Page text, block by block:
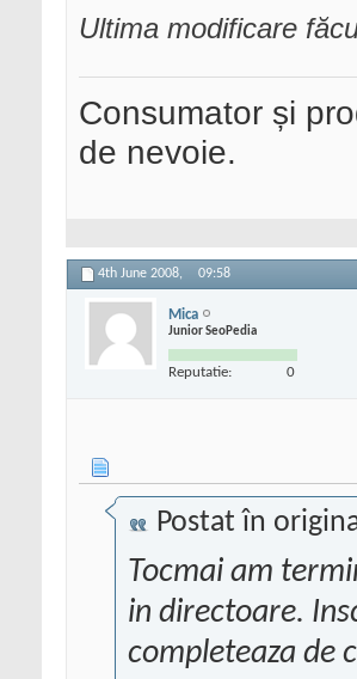
Ultima modificare
Consumator și
de nevoie.
4th June 2008, 09:58
Mica
Junior SeoPedia
Reputatie: 0
Postat în
Tocmai am
in directoare.
completeaza de